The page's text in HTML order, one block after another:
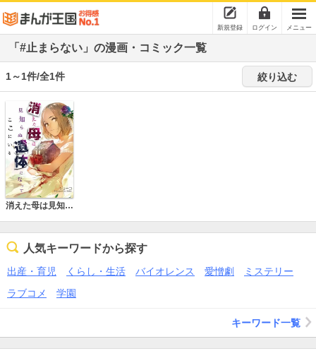
新規登録 ログイン メニュー
「#止まらない」の漫画・コミック一覧
1～1件/全1件 絞り込む
消えた母は見知らぬ遺体になってここにいる
人気キーワードから探す
出産・育児 くらし・生活 バイオレンス 愛憎劇
ミステリー
ラブコメ
学園
キーワード一覧